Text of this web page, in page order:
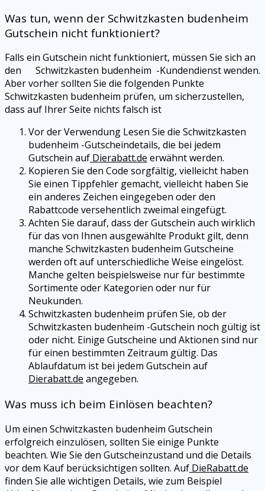
Was tun, wenn der Schwitzkasten budenheim
Gutschein nicht funktioniert?
Falls ein Gutschein nicht funktioniert, müssen Sie sich an
den Schwitzkasten budenheim -Kundendienst wenden.
Aber vorher sollten Sie die folgenden Punkte
Schwitzkasten budenheim prüfen, um sicherzustellen,
dass auf Ihrer Seite nichts falsch ist
Vor der Verwendung Lesen Sie die Schwitzkasten
budenheim -Gutscheindetails, die bei jedem
Gutschein auf Dierabatt.de erwähnt werden.
Kopieren Sie den Code sorgfältig, vielleicht haben
Sie einen Tippfehler gemacht, vielleicht haben Sie
ein anderes Zeichen eingegeben oder den
Rabattcode versehentlich zweimal eingefügt.
Achten Sie darauf, dass der Gutschein auch wirklich
für das von Ihnen ausgewählte Produkt gilt, denn
manche Schwitzkasten budenheim Gutscheine
werden oft auf unterschiedliche Weise eingelöst.
Manche gelten beispielsweise nur für bestimmte
Sortimente oder Kategorien oder nur für
Neukunden.
Schwitzkasten budenheim prüfen Sie, ob der
Schwitzkasten budenheim -Gutschein noch gültig ist
oder nicht. Einige Gutscheine und Aktionen sind nur
für einen bestimmten Zeitraum gültig. Das
Ablaufdatum ist bei jedem Gutschein auf
Dierabatt.de angegeben.
Was muss ich beim Einlösen beachten?
Um einen Schwitzkasten budenheim Gutschein
erfolgreich einzulösen, sollten Sie einige Punkte
beachten. Wie Sie den Gutscheinzustand und die Details
vor dem Kauf berücksichtigen sollten. Auf DieRabatt.de
finden Sie alle wichtigen Details, wie zum Beispiel